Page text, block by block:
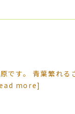
です。 青葉繁れる
more]